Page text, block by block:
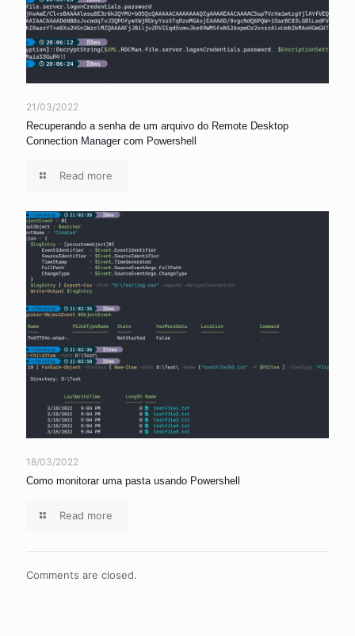
21/03/2022
Recuperando a senha de um arquivo do Remote Desktop
Connection Manager com Powershell
Read more
18/03/2022
Como monitorar uma pasta usando Powershell
Read more
Comments are closed.